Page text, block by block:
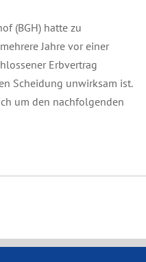
(BGH) hatte zu
Jahre vor einer
Erbvertrag
Scheidung unwirksam ist.
um den nachfolgenden